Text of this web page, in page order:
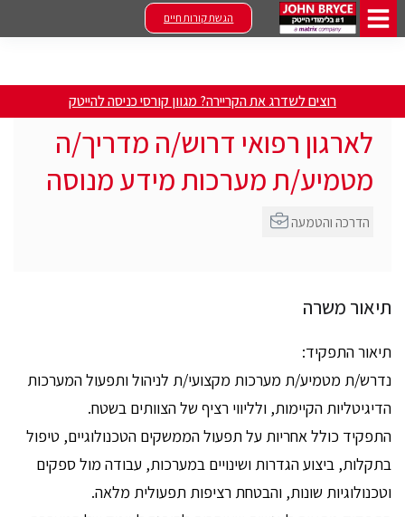
הגשת קורות חיים
רוצים לשדרג את הקריירה? מגוון קורסי כניסה להייטק
לארגון רפואי דרוש/ה מדריך/ה
מטמיע/ת מערכות מידע מנוסה
תיאור משרה
תיאור התפקיד:
נדרש/ת מטמיע/ת מערכות מקצועי/ת לניהול ותפעול המערכות
הדיגיטליות הקיימות, ולליווי רציף של הצוותים בשטח.
התפקיד כולל אחריות על תפעול הממשקים הטכנולוגיים, טיפול
בתקלות, ביצוע הגדרות ושינויים במערכות, עבודה מול ספקים
וטכנולוגיות שונות, והבטחת רציפות תפעולית מלאה.